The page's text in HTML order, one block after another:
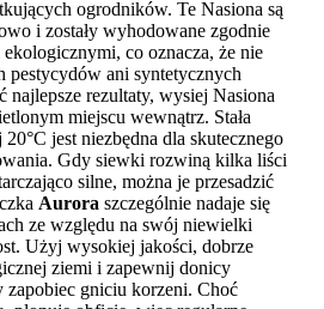
ogrodników. Te Nasiona są
i zostały wyhodowane zgodnie
ekologicznymi, co oznacza, że nie
pestycydów ani syntetycznych
najlepsze rezultaty, wysiej Nasiona
miejscu wewnątrz. Stała
jest niezbędna dla skutecznego
Gdy siewki rozwiną kilka liści
silne, można je przesadzić
Aurora szczególnie nadaje się
ze względu na swój niewielki
Użyj wysokiej jakości, dobrze
ziemi i zapewnij donicy
zapobiec gniciu korzeni. Choć